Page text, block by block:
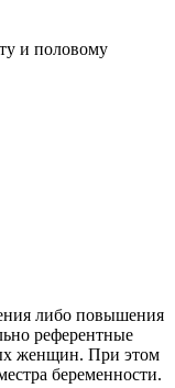
и половому
либо повышения
референтные
женщин. При этом
беременности.